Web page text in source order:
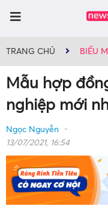
TRANG CHỦ BIỂU
Mẫu hợp
nghiệp mới
Ngọc Nguyễn
13/07/2021, 16:54